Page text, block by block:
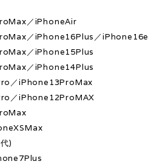
／iPhoneAir
／iPhone16Plus／iPhone16e
／iPhone15Plus
／iPhone14Plus
／iPhone13ProMax
／iPhone12ProMAX
)